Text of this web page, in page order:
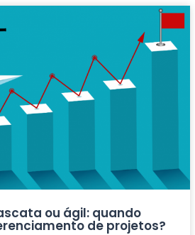
ou ágil: quando
de projetos?